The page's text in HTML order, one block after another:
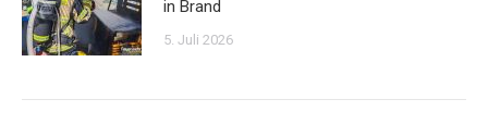
in Brand
5. Juli 2026